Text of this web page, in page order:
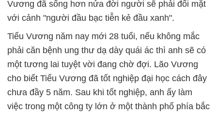
Vương đã sống hơn nửa đời người sẽ phải đối mặt
với cảnh "người đầu bạc tiễn kẻ đầu xanh".
Tiểu Vương năm nay mới 28 tuổi, nếu không mắc
phải căn bệnh ung thư dạ dày quái ác thì anh sẽ có
một tương lai tuyệt vời đang chờ đợi. Lão Vương
cho biết Tiểu Vương đã tốt nghiệp đại học cách đây
chưa đầy 5 năm. Sau khi tốt nghiệp, anh ấy làm
việc trong một công ty lớn ở một thành phố phía bắc